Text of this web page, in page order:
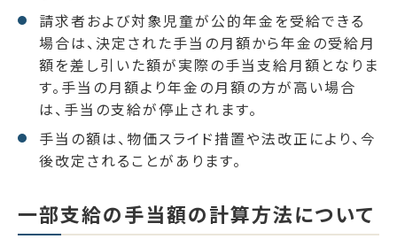
請求者および対象児童が公的年金を受給できる
場合は、決定された手当の月額から年金の受給月
額を差し引いた額が実際の手当支給月額となりま
す。手当の月額より年金の月額の方が高い場合
は、手当の支給が停止されます。
手当の額は、物価スライド措置や法改正により、今
後改定されることがあります。
一部支給の手当額の計算方法について